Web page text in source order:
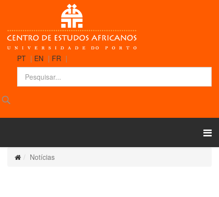
PT | EN | FR |
Notícias